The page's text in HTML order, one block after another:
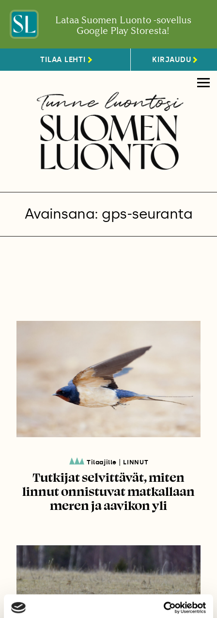
Lataa Suomen Luonto -sovellus
Google Play Storesta!
TILAA LEHTI KIRJAUDU
Avainsana: gps-seuranta
Tilaajille LINNUT
Tutkijat selvittävät, miten
linnut onnistuvat matkallaan
meren ja aavikon yli